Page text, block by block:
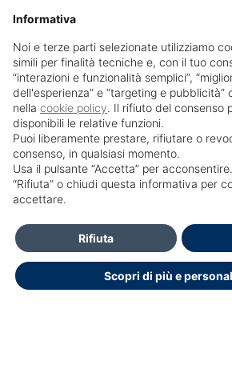
SailPortal 8.5.1
Contatti
Per l'assistenza informatica scrivere a:
Informativa
Noi e terze parti selezionate utilizziamo
simili per finalità tecniche e, con il tuo
“interazioni e funzionalità semplici”,
dell'esperienza” e “targeting e pubblicità”
nella cookie policy. Il rifiuto del consenso
disponibili le relative funzioni.
Puoi liberamente prestare, rifiutare o
consenso, in qualsiasi momento.
Usa il pulsante “Accetta” per
“Rifiuta” o chiudi questa informativa per
accettare.
Scopri di più e
Rifiuta